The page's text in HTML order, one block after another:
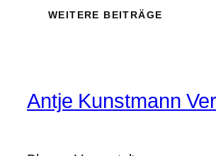
WEITERE BEITRÄGE
Antje Kunstmann